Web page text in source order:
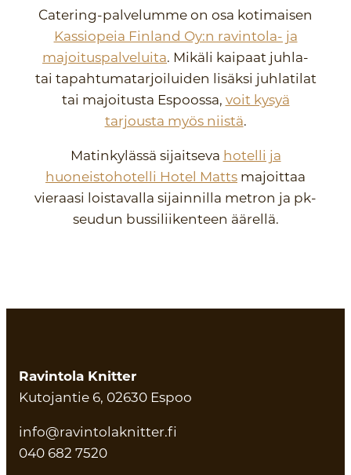
Catering-palvelumme on osa kotimaisen
Kassiopeia Finland Oy:n ravintola- ja
majoituspalveluita. Mikäli kaipaat juhla-
tai tapahtumatarjoiluiden lisäksi juhlatilat
tai majoitusta Espoossa, voit kysyä
tarjousta myös niistä.
Matinkylässä sijaitseva hotelli ja
huoneistohotelli Hotel Matts majoittaa
vieraasi loistavalla sijainnilla metron ja pk-
seudun bussiliikenteen äärellä.
Ravintola Knitter
Kutojantie 6, 02630 Espoo
info@ravintolaknitter.fi
040 682 7520